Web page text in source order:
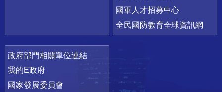
國軍人才招募中心
全民國防教育全球資訊網
政府部門相關單位連結
我的E政府
國家發展委員會